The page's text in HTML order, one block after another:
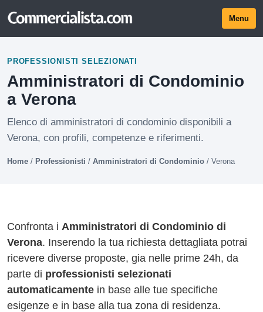
Menu
PROFESSIONISTI SELEZIONATI
Amministratori di Condominio
a Verona
Elenco di amministratori di condominio disponibili a
Verona, con profili, competenze e riferimenti.
Home / Professionisti / Amministratori di Condominio / Verona
Confronta i Amministratori di Condominio di
Verona. Inserendo la tua richiesta dettagliata potrai
ricevere diverse proposte, gia nelle prime 24h, da
parte di professionisti selezionati
automaticamente in base alle tue specifiche
esigenze e in base alla tua zona di residenza.